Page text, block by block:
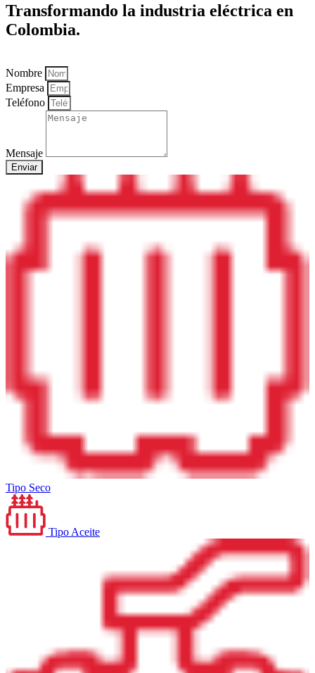
Transformando la industria eléctrica en
Colombia.
Nombre
Empresa
Teléfono
Mensaje
Enviar
Tipo Seco
Tipo Aceite